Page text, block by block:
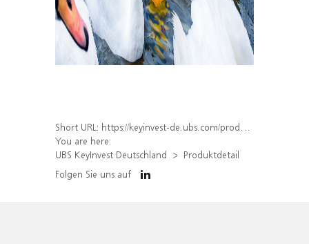
Short URL: https://keyinvest-de.ubs.com/produkt/detail/index/isin/DE000WA4Q4F7
You are here:
UBS KeyInvest Deutschland
Produktdetail
Folgen Sie uns auf